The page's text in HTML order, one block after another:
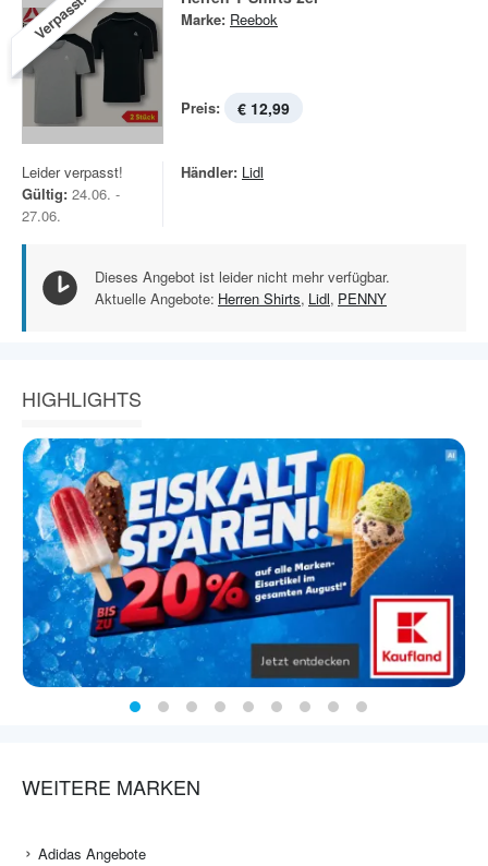
Verpasst! Marke: Reebok
Preis: € 12,99
Leider verpasst!
Gültig: 24.06. -
27.06.
Händler: Lidl
Dieses Angebot ist leider nicht mehr verfügbar.
Aktuelle Angebote: Herren Shirts, Lidl, PENNY
HIGHLIGHTS
WEITERE MARKEN
Adidas Angebote